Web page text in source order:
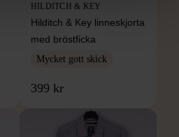
HILDITCH & KEY
Hilditch & Key linneskjorta
med bröstficka
Mycket gott skick
399 kr